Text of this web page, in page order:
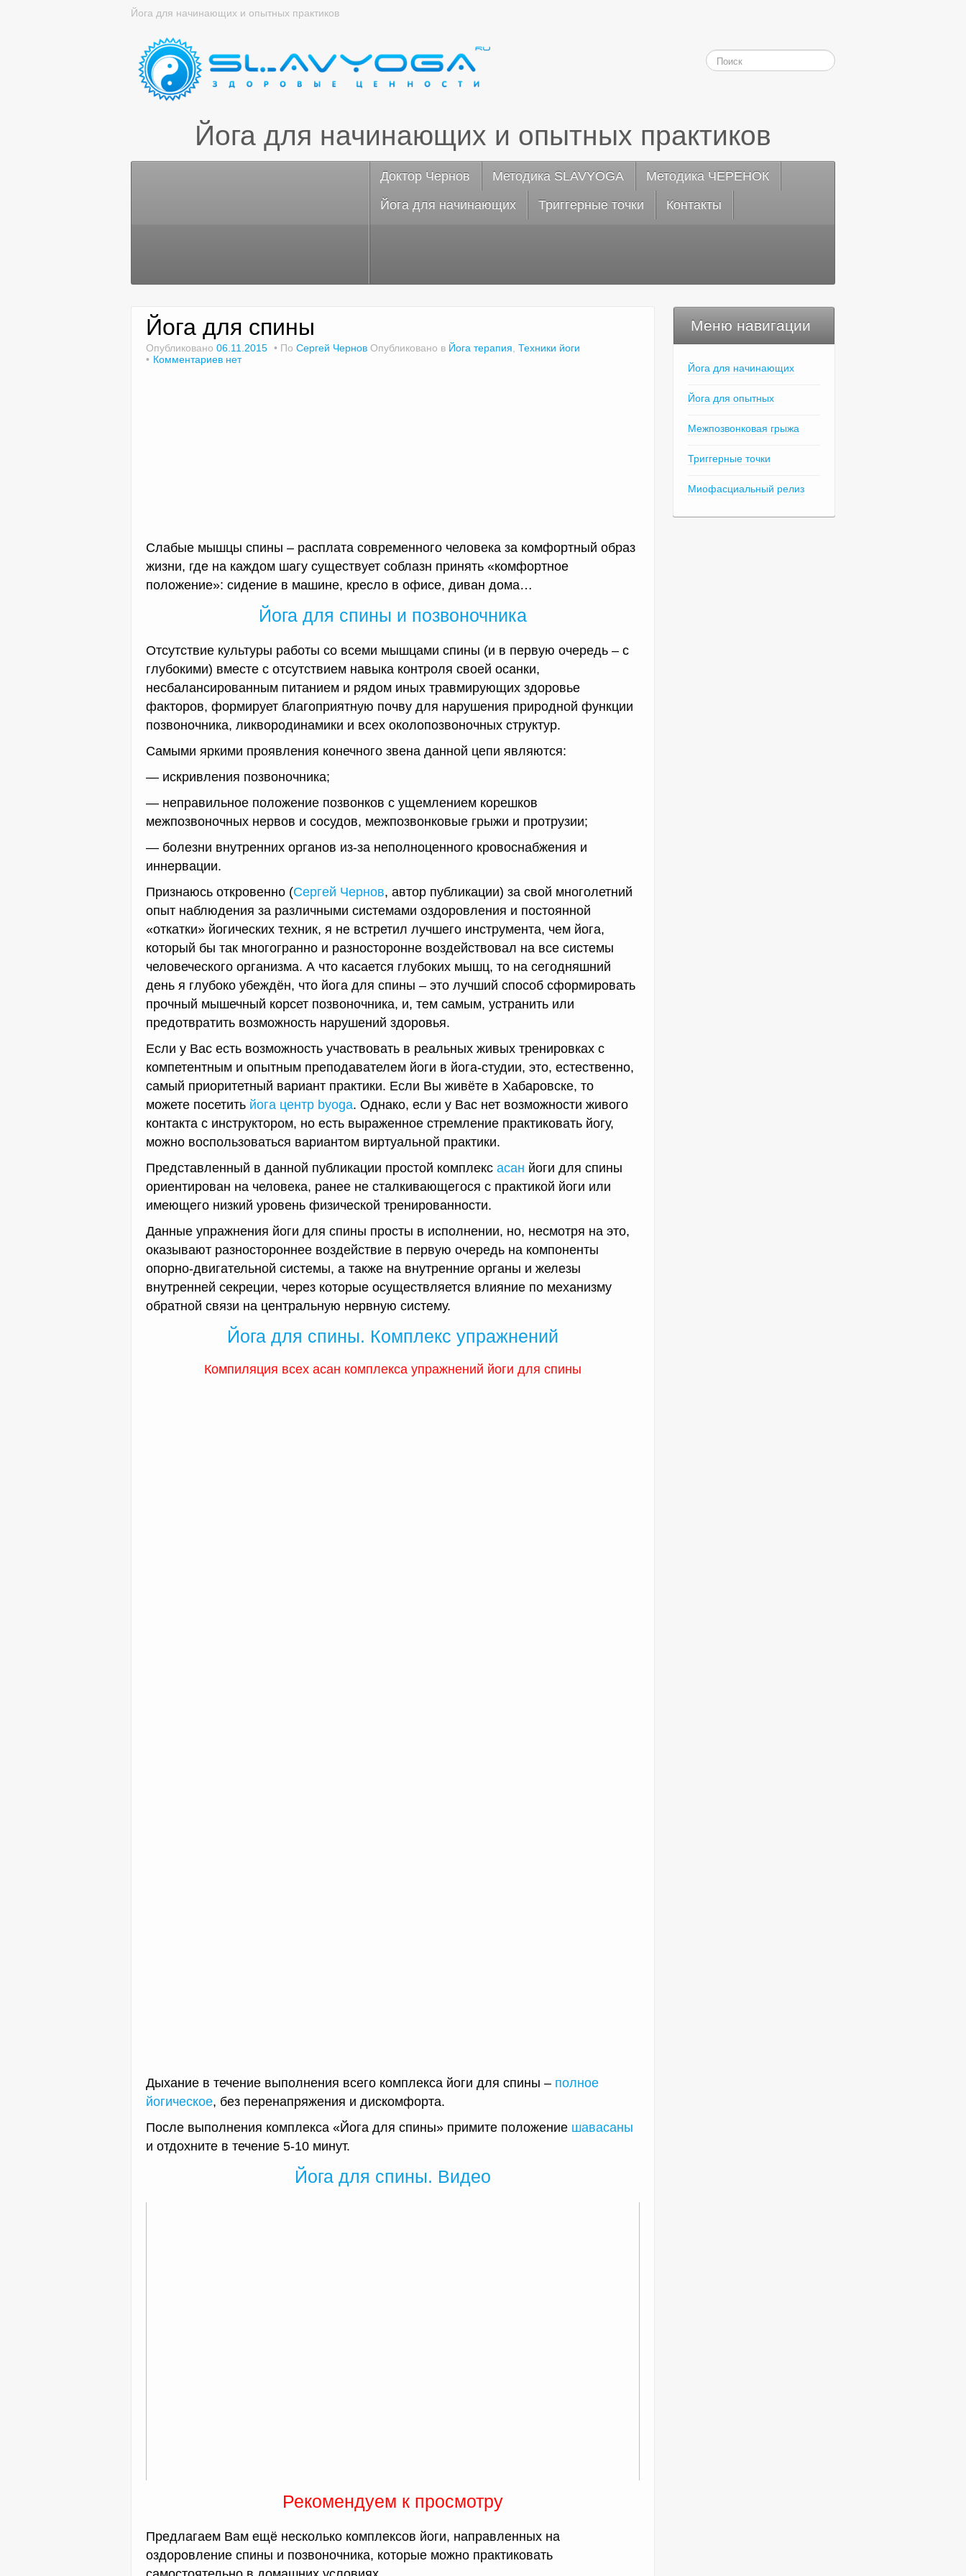
Йога для начинающих и опытных практиков
Йога для начинающих и опытных практиков
Доктор Чернов Методика SLAVYOGA
Методика ЧЕРЕНОК
Йога для начинающих
Триггерные точки Контакты
Йога для спины
Опубликовано 06.11.2015 По Сергей Чернов Опубликовано в Йога терапия Техники йоги
Комментариев нет
Слабые мышцы спины – расплата современного человека за комфортный образ
жизни, где на каждом шагу существует соблазн принять «комфортное
положение»: сидение в машине, кресло в офисе, диван дома…
Йога для спины и позвоночника
Отсутствие культуры работы со всеми мышцами спины (и в первую очередь – с
глубокими) вместе с отсутствием навыка контроля своей осанки,
несбалансированным питанием и рядом иных травмирующих здоровье
факторов, формирует благоприятную почву для нарушения природной функции
позвоночника, ликвородинамики и всех околопозвоночных структур.
Самыми яркими проявления конечного звена данной цепи являются:
— искривления позвоночника;
— неправильное положение позвонков с ущемлением корешков
межпозвоночных нервов и сосудов, межпозвонковые грыжи и протрузии;
— болезни внутренних органов из-за неполноценного кровоснабжения и
иннервации.
Признаюсь откровенно (Сергей Чернов, автор публикации) за свой многолетний
опыт наблюдения за различными системами оздоровления и постоянной
«откатки» йогических техник, я не встретил лучшего инструмента, чем йога,
который бы так многогранно и разносторонне воздействовал на все системы
человеческого организма. А что касается глубоких мышц, то на сегодняшний
день я глубоко убеждён, что йога для спины – это лучший способ сформировать
прочный мышечный корсет позвоночника, и, тем самым, устранить или
предотвратить возможность нарушений здоровья.
Если у Вас есть возможность участвовать в реальных живых тренировках с
компетентным и опытным преподавателем йоги в йога-студии, это, естественно,
самый приоритетный вариант практики. Если Вы живёте в Хабаровске, то
можете посетить йога центр byoga. Однако, если у Вас нет возможности живого
контакта с инструктором, но есть выраженное стремление практиковать йогу,
можно воспользоваться вариантом виртуальной практики.
Представленный в данной публикации простой комплекс асан йоги для спины
ориентирован на человека, ранее не сталкивающегося с практикой йоги или
имеющего низкий уровень физической тренированности.
Данные упражнения йоги для спины просты в исполнении, но, несмотря на это,
оказывают разностороннее воздействие в первую очередь на компоненты
опорно-двигательной системы, а также на внутренние органы и железы
внутренней секреции, через которые осуществляется влияние по механизму
обратной связи на центральную нервную систему.
Йога для спины. Комплекс упражнений
Компиляция всех асан комплекса упражнений йоги для спины
Дыхание в течение выполнения всего комплекса йоги для спины – полное
йогическое, без перенапряжения и дискомфорта.
После выполнения комплекса «Йога для спины» примите положение шавасаны
и отдохните в течение 5-10 минут.
Йога для спины. Видео
Рекомендуем к просмотру
Предлагаем Вам ещё несколько комплексов йоги, направленных на
оздоровление спины и позвоночника, которые можно практиковать
Меню навигации
Йога для начинающих
Йога для опытных
Межпозвонковая грыжа
Триггерные точки
Миофасциальный релиз